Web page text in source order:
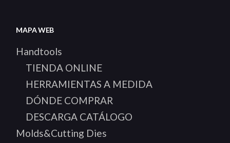
MAPA WEB
Handtools
TIENDA ONLINE
HERRAMIENTAS A MEDIDA
DÓNDE COMPRAR
DESCARGA CATÁLOGO
Molds&Cutting Dies